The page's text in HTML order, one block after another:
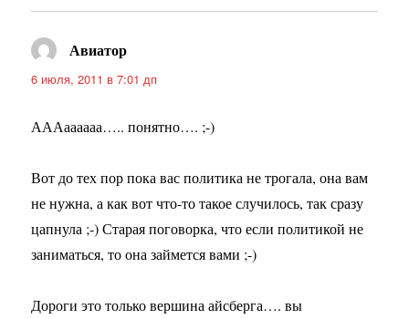
Авиатор
6 июля, 2011 в 7:01 дп
АААаааааа….. понятно…. ;-)
Вот до тех пор пока вас политика не трогала, она вам
не нужна, а как вот что-то такое случилось, так сразу
цапнула ;-) Старая поговорка, что если политикой не
заниматься, то она займется вами ;-)
Дороги это только вершина айсберга…. вы